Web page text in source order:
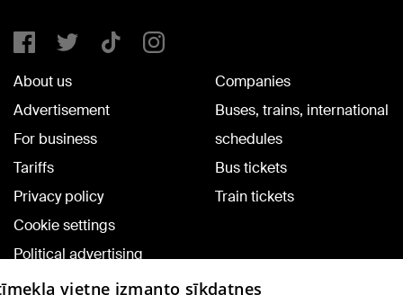
About us
Advertisement
For business
Tariffs
Privacy policy
Cookie settings
Political advertising
Cookie policy
Companies
Buses, trains, international
schedules
Bus tickets
Train tickets
vietne izmanto sīkdatnes